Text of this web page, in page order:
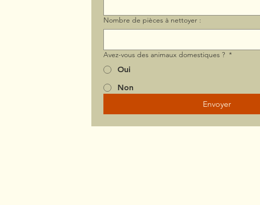
Nombre de pièces à nettoyer :
Avez-vous des animaux domestiques ? *
Oui
Non
Envoyer